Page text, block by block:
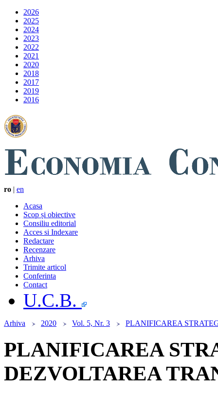
2026
2025
2024
2023
2022
2021
2020
2018
2017
2019
2016
ro | en
Acasa
Scop și obiective
Consiliu editorial
Acces si Indexare
Redactare
Recenzare
Arhiva
Trimite articol
Conferinta
Contact
U.C.B.
Arhiva 2020 Vol. 5, Nr. 3 PLANIFICAREA
PLANIFICAREA
DEZVOLTAREA